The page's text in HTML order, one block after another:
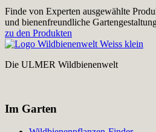
Finde von Experten ausgewählte
und bienenfreundliche
zu den Produkten
Die ULMER Wildbienenwelt
Im Garten